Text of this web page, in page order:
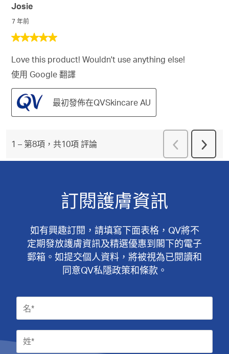
5
共
5
Josie
7 年前
Love this product! Wouldn't use anything else!
使用 Google 翻譯
最初發佈在QVSkincare AU
1 – 第8項，共10項 評論
上
一
頁
下
頁
訂閱護膚資訊
如有興趣訂閱，請填寫下面表格，QV將不
定期發放護膚資訊及精選優惠到閣下的電子
郵箱。如提交個人資料，將被視為已閱讀和
同意QV私隱政策和條款。